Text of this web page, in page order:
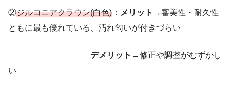
②ジルコニアクラウン(白色) ： メリット →審美性・耐久性
ともに最も優れている、汚れ匂いが付きづらい
デメリット →修正や調整がむずかし
い